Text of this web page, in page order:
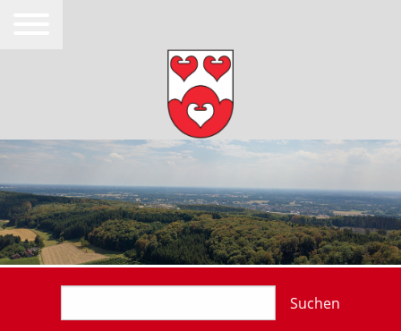
Suchen